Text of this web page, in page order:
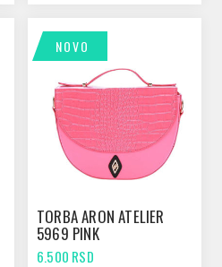
NOVO
TORBA ARON ATELIER
5969 PINK
6.500 RSD